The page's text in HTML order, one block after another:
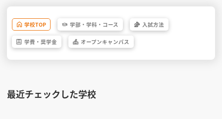
学校TOP 学部・ 学科・ コース 入試方法
学費・ 奨学金 オープンキャンパス
最近チェックした学校